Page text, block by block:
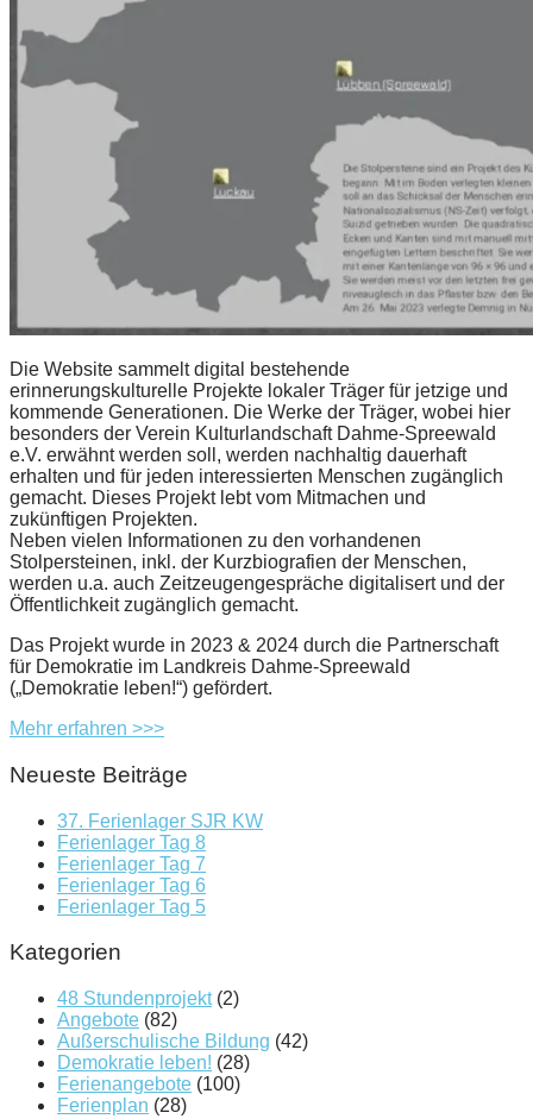
Die Website sammelt digital bestehende
erinnerungskulturelle Projekte lokaler Träger für jetzige und
kommende Generationen. Die Werke der Träger, wobei hier
besonders der Verein Kulturlandschaft Dahme-Spreewald
e.V. erwähnt werden soll, werden nachhaltig dauerhaft
erhalten und für jeden interessierten Menschen zugänglich
gemacht. Dieses Projekt lebt vom Mitmachen und
zukünftigen Projekten.
Neben vielen Informationen zu den vorhandenen
Stolpersteinen, inkl. der Kurzbiografien der Menschen,
werden u.a. auch Zeitzeugengespräche digitalisert und der
Öffentlichkeit zugänglich gemacht.
Das Projekt wurde in 2023 & 2024 durch die Partnerschaft
für Demokratie im Landkreis Dahme-Spreewald
(„Demokratie leben!“) gefördert.
Mehr erfahren >>>
Neueste Beiträge
37. Ferienlager SJR KW
Ferienlager Tag 8
Ferienlager Tag 7
Ferienlager Tag 6
Ferienlager Tag 5
Kategorien
48 Stundenprojekt(2)
Angebote (82)
Außerschulische Bildung (42)
Demokratie leben! (28)
Ferienangebote (100)
Ferienplan (28)